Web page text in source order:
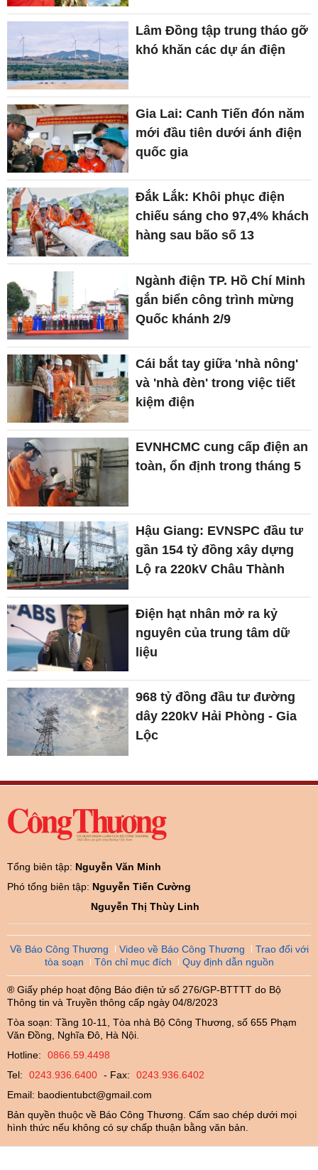
Lâm Đồng tập trung tháo gỡ
khó khăn các dự án điện
Gia Lai: Canh Tiến đón năm
mới đầu tiên dưới ánh điện
quốc gia
Đắk Lắk: Khôi phục điện
chiếu sáng cho 97,4% khách
hàng sau bão số 13
Ngành điện TP. Hồ Chí Minh
gắn biển công trình mừng
Quốc khánh 2/9
Cái bắt tay giữa 'nhà nông'
và 'nhà đèn' trong việc tiết
kiệm điện
EVNHCMC cung cấp điện an
toàn, ổn định trong tháng 5
Hậu Giang: EVNSPC đầu tư
gần 154 tỷ đồng xây dựng
Lộ ra 220kV Châu Thành
Điện hạt nhân mở ra kỷ
nguyên của trung tâm dữ
liệu
968 tỷ đồng đầu tư đường
dây 220kV Hải Phòng - Gia
Lộc
Tổng biên tập: Nguyễn Văn Minh
Phó tổng biên tập: Nguyễn Tiến Cường
Nguyễn Thị Thùy Linh
Về Báo Công Thương Video về Báo Công Thương
Trao đổi với
tòa soạn
Tôn chỉ mục đích Quy định dẫn nguồn
® Giấy phép hoạt động Báo điện tử số 276/GP-BTTTT do Bộ
Thông tin và Truyền thông cấp ngày 04/8/2023
Tòa soạn: Tầng 10-11, Tòa nhà Bộ Công Thương, số 655 Phạm
Văn Đồng, Nghĩa Đô, Hà Nội.
Hotline:
0866.59.4498
Tel:
0243.936.6400 - Fax:
0243.936.6402
Email: baodientubct@gmail.com
Bản quyền thuộc về Báo Công Thương. Cấm sao chép dưới mọi
hình thức nếu không có sự chấp thuận bằng văn bản.